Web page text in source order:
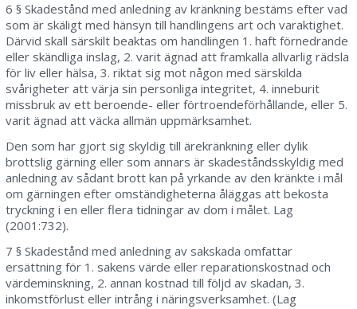
6 § Skadestånd med anledning av kränkning bestäms efter vad
som är skäligt med hänsyn till handlingens art och varaktighet.
Därvid skall särskilt beaktas om handlingen 1. haft förnedrande
eller skändliga inslag, 2. varit ägnad att framkalla allvarlig rädsla
för liv eller hälsa, 3. riktat sig mot någon med särskilda
svårigheter att värja sin personliga integritet, 4. inneburit
missbruk av ett beroende- eller förtroendeförhållande, eller 5.
varit ägnad att väcka allmän uppmärksamhet.
Den som har gjort sig skyldig till ärekränkning eller dylik
brottslig gärning eller som annars är skadeståndsskyldig med
anledning av sådant brott kan på yrkande av den kränkte i mål
om gärningen efter omständigheterna åläggas att bekosta
tryckning i en eller flera tidningar av dom i målet. Lag
(2001:732).
7 § Skadestånd med anledning av sakskada omfattar
ersättning för 1. sakens värde eller reparationskostnad och
värdeminskning, 2. annan kostnad till följd av skadan, 3.
inkomstförlust eller intrång i näringsverksamhet. (Lag